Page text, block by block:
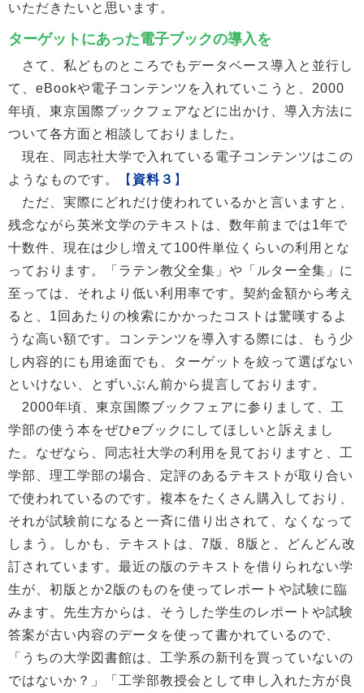
いただきたいと思います。
ターゲットにあった電子ブックの導入を
さて、私どものところでもデータベース導入と並行し
て、eBookや電子コンテンツを入れていこうと、2000
年頃、東京国際ブックフェアなどに出かけ、導入方法に
ついて各方面と相談しておりました。
現在、同志社大学で入れている電子コンテンツはこの
ようなものです。
【 資料３ 】
ただ、実際にどれだけ使われているかと言いますと、
残念ながら英米文学のテキストは、数年前までは1年で
十数件、現在は少し増えて100件単位くらいの利用とな
っております。「ラテン教父全集」や「ルター全集」に
至っては、それより低い利用率です。契約金額から考え
ると、1回あたりの検索にかかったコストは驚嘆するよ
うな高い額です。コンテンツを導入する際には、もう少
し内容的にも用途面でも、ターゲットを絞って選ばない
といけない、とずいぶん前から提言しております。
2000年頃、東京国際ブックフェアに参りまして、工
学部の使う本をぜひeブックにしてほしいと訴えまし
た。なぜなら、同志社大学の利用を見ておりますと、工
学部、理工学部の場合、定評のあるテキストが取り合い
で使われているのです。複本をたくさん購入しており、
それが試験前になると一斉に借り出されて、なくなって
しまう。しかも、テキストは、7版、8版と、どんどん改
訂されています。最近の版のテキストを借りられない学
生が、初版とか2版のものを使ってレポートや試験に臨
みます。先生方からは、そうした学生のレポートや試験
答案が古い内容のデータを使って書かれているので、
「うちの大学図書館は、工学系の新刊を買っていないの
ではないか？」「工学部教授会として申し入れた方が良